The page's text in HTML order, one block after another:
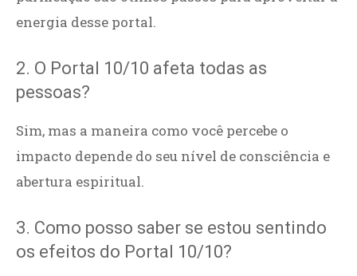
energia desse portal.
2. O Portal 10/10 afeta todas as
pessoas?
Sim, mas a maneira como você percebe o
impacto depende do seu nível de consciência e
abertura espiritual.
3. Como posso saber se estou sentindo
os efeitos do Portal 10/10?